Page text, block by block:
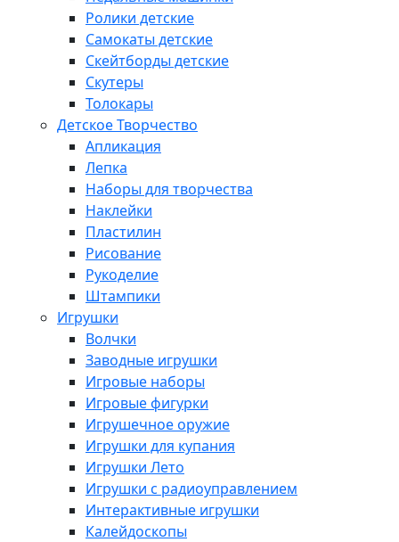
Ролики детские
Самокаты детские
Скейтборды детские
Скутеры
Толокары
Детское Творчество
Апликация
Лепка
Наборы для творчества
Наклейки
Пластилин
Рисование
Рукоделие
Штампики
Игрушки
Волчки
Заводные игрушки
Игровые наборы
Игровые фигурки
Игрушечное оружие
Игрушки для купания
Игрушки Лето
Игрушки с радиоуправлением
Интерактивные игрушки
Калейдоскопы